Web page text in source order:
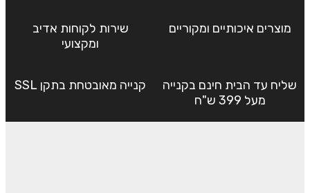
מוצרים איכותיים ומקוריים
שירות לקוחות אדיב
ומקצועי
שליח עד הבית חינם בקנייה
מעל 399 ש"ח
קנייה מאובטחת בתקן SSL